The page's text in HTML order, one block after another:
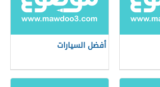
أفضل السيارات